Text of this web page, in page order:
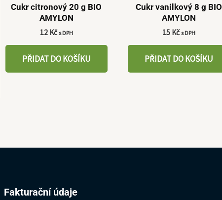
Cukr citronový 20 g BIO
AMYLON
12 Kč s DPH
PŘIDAT DO KOŠÍKU
Cukr vanilkový 8 g BIO
AMYLON
15 Kč s DPH
PŘIDAT DO KOŠÍKU
Fakturační údaje